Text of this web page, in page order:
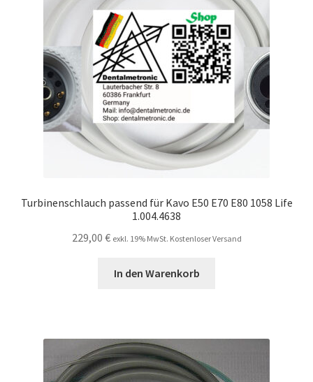
Turbinenschlauch passend für Kavo E50 E70 E80 1058 Life
1.004.4638
229,00 € exkl. 19% MwSt. Kostenloser Versand
In den Warenkorb